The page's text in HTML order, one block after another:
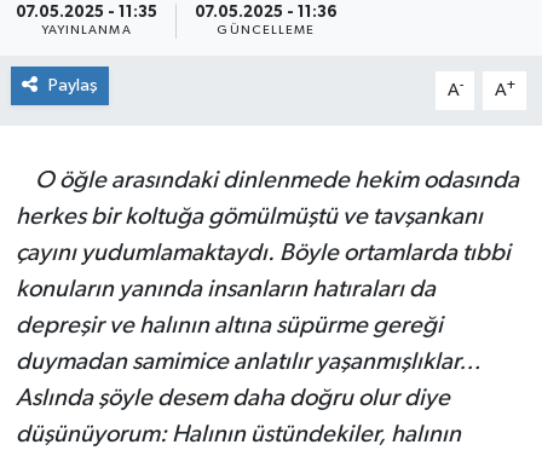
07.05.2025 - 11:35
YAYINLANMA
07.05.2025 - 11:36
GÜNCELLEME
Paylaş A- A+
O öğle arasındaki dinlenmede hekim odasında
herkes bir koltuğa gömülmüştü ve tavşankanı
çayını yudumlamaktaydı. Böyle ortamlarda tıbbi
konuların yanında insanların hatıraları da
depreşir ve halının altına süpürme gereği
duymadan samimice anlatılır yaşanmışlıklar…
Aslında şöyle desem daha doğru olur diye
düşünüyorum: Halının üstündekiler, halının
ULUSAL
İLÇELERİMİZ
RESMİ İLAN